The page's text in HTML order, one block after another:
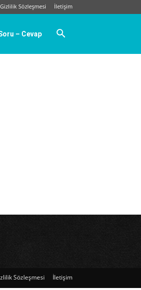
Gizlilik Sözleşmesi İletişim
– Cevap
Sözleşmesi İletişim